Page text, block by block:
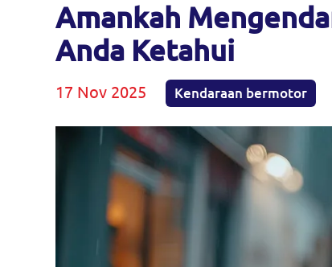
Amankah
Anda Ketahui
17 Nov 2025 Kendaraan bermotor